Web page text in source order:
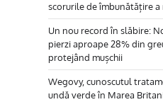
scorurile de îmbunătățire
Un nou record în slăbire:
pierzi aproape 28% din
protejând mușchii
Wegovy, cunoscutul
undă verde în Marea